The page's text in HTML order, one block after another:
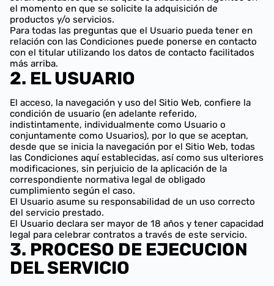
el momento en que se solicite la adquisición de
productos y/o servicios.
Para todas las preguntas que el Usuario pueda tener en
relación con las Condiciones puede ponerse en contacto
con el titular utilizando los datos de contacto facilitados
más arriba.
2. EL USUARIO
El acceso, la navegación y uso del Sitio Web, confiere la
condición de usuario (en adelante referido,
indistintamente, individualmente como Usuario o
conjuntamente como Usuarios), por lo que se aceptan,
desde que se inicia la navegación por el Sitio Web, todas
las Condiciones aquí establecidas, así como sus ulteriores
modificaciones, sin perjuicio de la aplicación de la
correspondiente normativa legal de obligado
cumplimiento según el caso.
El Usuario asume su responsabilidad de un uso correcto
del servicio prestado.
El Usuario declara ser mayor de 18 años y tener capacidad
legal para celebrar contratos a través de este servicio.
3. PROCESO DE EJECUCION
DEL SERVICIO